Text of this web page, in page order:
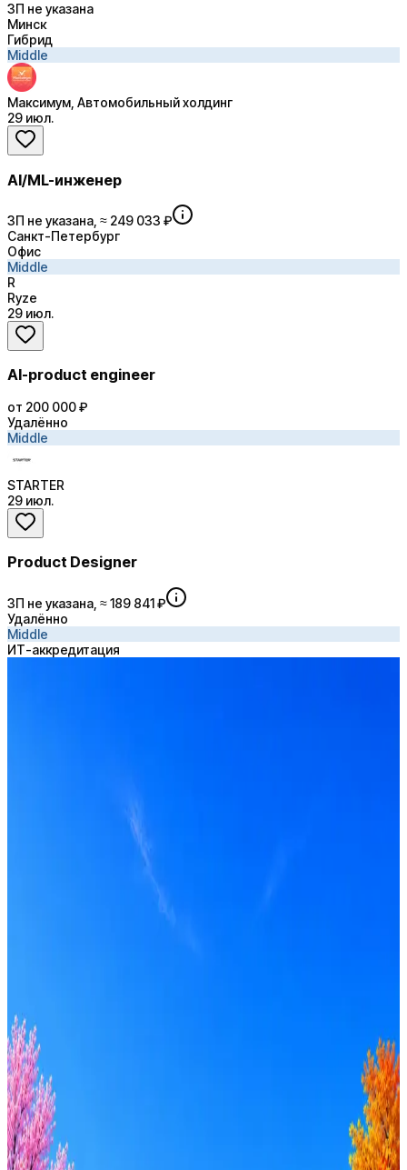
ЗП не указана
Минск
Гибрид
Middle
Максимум, Автомобильный холдинг
29 июл.
AI/ML-инженер
ЗП не указана, ≈ 249 033 ₽
Санкт-Петербург
Офис
Middle
R
Ryze
29 июл.
AI-product engineer
от 200 000 ₽
Удалённо
Middle
STARTER
29 июл.
Product Designer
ЗП не указана, ≈ 189 841 ₽
Удалённо
Middle
ИТ-аккредитация
Формат
Удалённо
Грейд
Intern
Зарплата
от 50к
от 350к